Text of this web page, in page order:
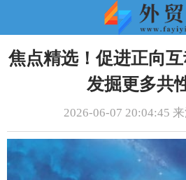
焦点精选！促进正向
发掘更多共
2026-06-07 20:04:45